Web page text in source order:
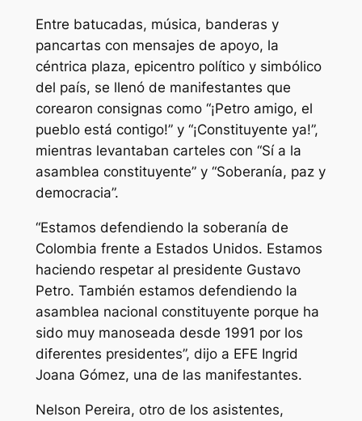
Entre batucadas, música, banderas y
pancartas con mensajes de apoyo, la
céntrica plaza, epicentro político y simbólico
del país, se llenó de manifestantes que
corearon consignas como “¡Petro amigo, el
pueblo está contigo!” y “¡Constituyente ya!”,
mientras levantaban carteles con “Sí a la
asamblea constituyente” y “Soberanía, paz y
democracia”.
“Estamos defendiendo la soberanía de
Colombia frente a Estados Unidos. Estamos
haciendo respetar al presidente Gustavo
Petro. También estamos defendiendo la
asamblea nacional constituyente porque ha
sido muy manoseada desde 1991 por los
diferentes presidentes”, dijo a EFE Ingrid
Joana Gómez, una de las manifestantes.
Nelson Pereira, otro de los asistentes,